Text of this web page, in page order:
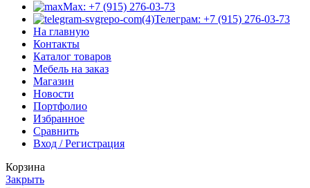
Max: +7 (915) 276-03-73
Телеграм: +7 (915) 276-03-73
На главную
Контакты
Каталог товаров
Мебель на заказ
Магазин
Новости
Портфолио
Избранное
Сравнить
Вход / Регистрация
Корзина
Закрыть